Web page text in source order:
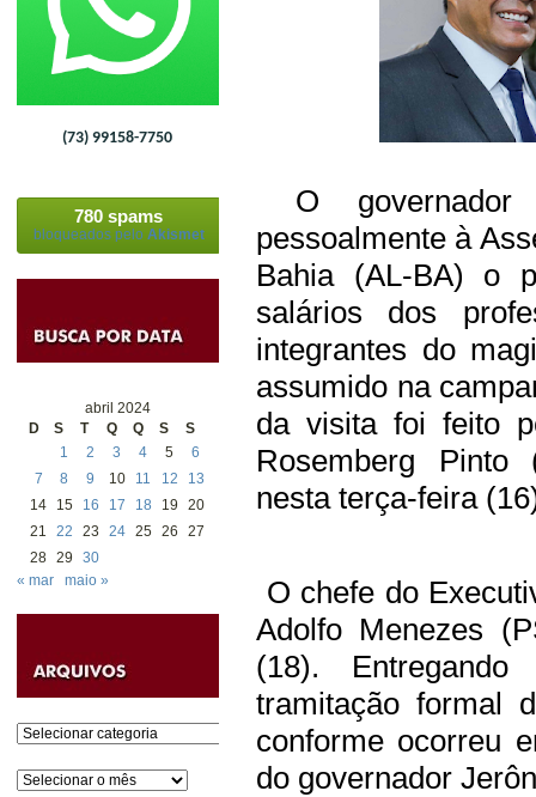
(73) 99158-7750
780 spams
bloqueados pelo Akismet
abril 2024
D
S T Q Q S
S
1
2 3 4 5
6
7
8 9 10 11 12
13
14
15 16 17 18 19
20
21
22 23 24 25 26
27
28 29
30
« mar
maio »
Categorias
Arquivos
O governador
pessoalmente à
Bahia (AL-BA) o
salários dos
integrantes do
assumido na
da visita foi feito
Rosemberg Pinto
nesta terça-feira
O chefe do
Adolfo Menezes
(18).
tramitação formal
conforme ocorreu
do governador